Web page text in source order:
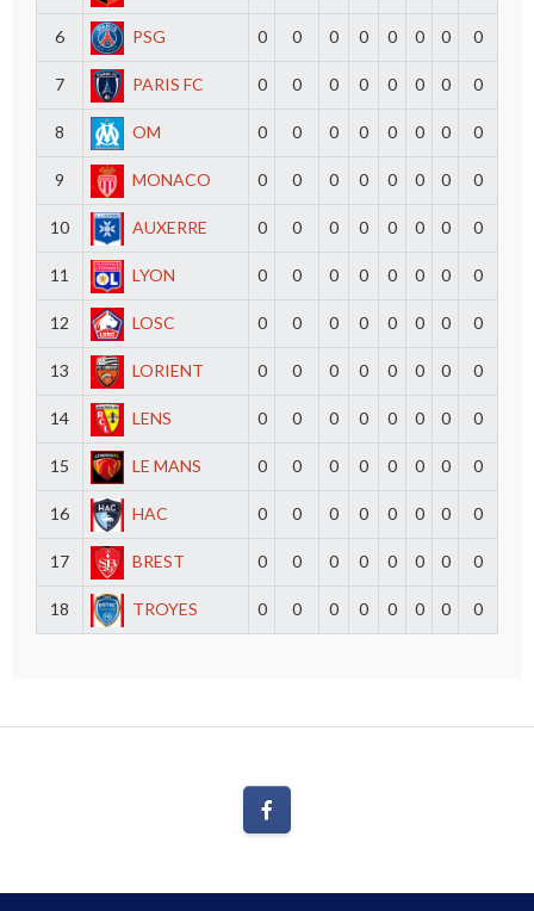
6 PSG 0 0 0 0 0 0 0 0
7 PARIS FC 0 0 0 0 0 0 0 0
8 OM 0 0 0 0 0 0 0 0
9 MONACO 0 0 0 0 0 0 0 0
10 AUXERRE 0 0 0 0 0 0 0 0
11 LYON 0 0 0 0 0 0 0 0
12 LOSC 0 0 0 0 0 0 0 0
13 LORIENT 0 0 0 0 0 0 0 0
14 LENS 0 0 0 0 0 0 0 0
15 LE MANS 0 0 0 0 0 0 0 0
16 HAC 0 0 0 0 0 0 0 0
17 BREST 0 0 0 0 0 0 0 0
18 TROYES 0 0 0 0 0 0 0 0